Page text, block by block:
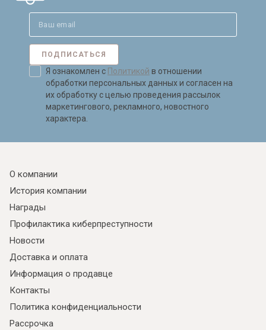
Я ознакомлен с
обработки персональных данных и
согласен на их обработку.
ПОДПИСАТЬСЯ
Я ознакомлен с Политикой в отношении
обработки персональных данных и согласен на
их обработку с целью проведения рассылок
маркетингового, рекламного, новостного
характера.
О компании
История компании
Награды
Профилактика киберпреступности
Новости
Доставка и оплата
Информация о продавце
Контакты
Политика конфиденциальности
Рассрочка